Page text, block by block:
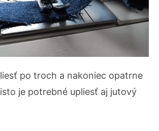
po troch a nakoniec opatrne
je potrebné upliesť aj jutový